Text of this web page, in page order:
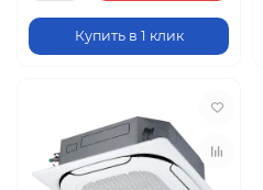
Купить в 1 клик